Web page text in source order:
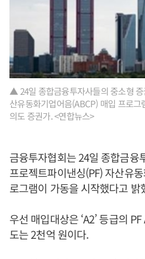
▲ 24일 종합금융투자사들의 중소형
산유동화기업어음(ABCP) 매입 프로
의도 증권가. <연합뉴스>
금융투자협회는 24일 종합금융
프로젝트파이낸싱(PF) 자산유
로그램이 가동을 시작했다고 밝
우선 매입대상은 ‘A2’ 등급의
도는 2천억 원이다.